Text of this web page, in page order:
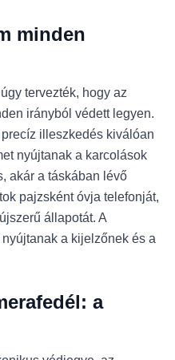
minden
tervezték, hogy az
irányból védett legyen.
illeszkedés kiválóan
nyújtanak a karcolások
akár a táskában lévő
pajzsként óvja telefonját,
állapotát. A
a kijelzőnek és a
a